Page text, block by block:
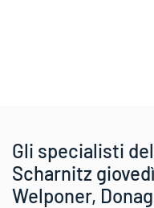
Gli specialisti
Scharnitz
Welponer,